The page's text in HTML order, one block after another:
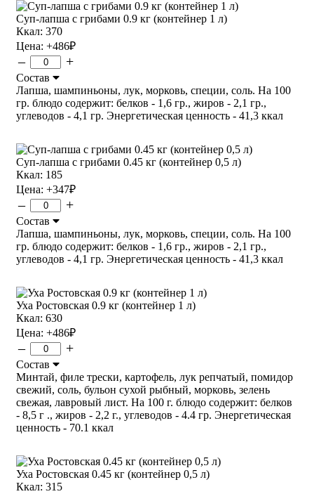
Суп-лапша с грибами 0.9 кг (контейнер 1 л)
Ккал: 370
Цена: +486₽
– +
Состав
Лапша, шампиньоны, лук, морковь, специи, соль. На 100
гр. блюдо содержит: белков - 1,6 гр., жиров - 2,1 гр.,
углеводов - 4,1 гр. Энергетическая ценность - 41,3 ккал
Суп-лапша с грибами 0.45 кг (контейнер 0,5 л)
Ккал: 185
Цена: +347₽
– +
Состав
Лапша, шампиньоны, лук, морковь, специи, соль. На 100
гр. блюдо содержит: белков - 1,6 гр., жиров - 2,1 гр.,
углеводов - 4,1 гр. Энергетическая ценность - 41,3 ккал
Уха Ростовская 0.9 кг (контейнер 1 л)
Ккал: 630
Цена: +486₽
– +
Состав
Минтай, филе трески, картофель, лук репчатый, помидор
свежий, соль, бульон сухой рыбный, морковь, зелень
свежая, лавровый лист. На 100 г. блюдо содержит: белков
- 8,5 г ., жиров - 2,2 г., углеводов - 4.4 гр. Энергетическая
ценность - 70.1 ккал
Уха Ростовская 0.45 кг (контейнер 0,5 л)
Ккал: 315